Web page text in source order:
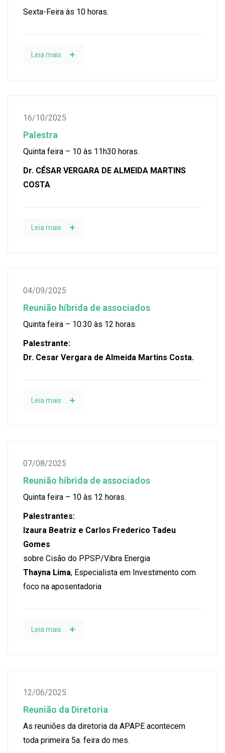
Sexta-Feira às 10 horas.
Leia mais
16/10/2025
Palestra
Quinta feira – 10 às 11h30 horas.
Dr. CÉSAR VERGARA DE ALMEIDA MARTINS
COSTA
Leia mais
04/09/2025
Reunião híbrida de associados
Quinta feira – 10:30 às 12 horas.
Palestrante:
Dr. Cesar Vergara de Almeida Martins Costa.
Leia mais
07/08/2025
Reunião híbrida de associados
Quinta feira – 10 às 12 horas.
Palestrantes:
Izaura Beatriz e Carlos Frederico Tadeu
Gomes
sobre Cisão do PPSP/Vibra Energia
Thayna Lima, Especialista em Investimento com
foco na aposentadoria
Leia mais
12/06/2025
Reunião da Diretoria
As reuniões da diretoria da APAPE acontecem
toda primeira 5a. feira do mes.